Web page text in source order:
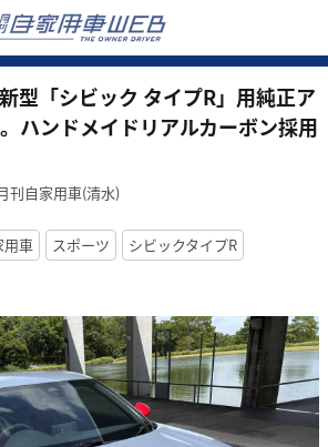
型「シビック タイプR」用純正ア
ハンドメイドリアルカーボン採用
刊自家用車(清水)
用車 スポーツ
シビックタイプR